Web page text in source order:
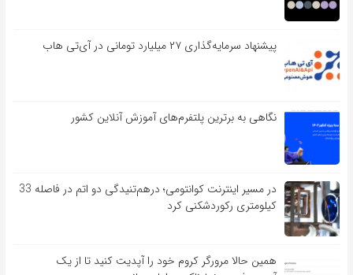
پیشنهاد سرمایه‌گذاری ۲۷ میلیارد تومانی در آی‌تی هاب
نگاهی به برترین پلتفرم‌های آموزش آنلاین کشور
در مسیر اینترنت کوانتومی؛ درهم‌تنیدگی دو اتم در فاصله 33
کیلومتری رکوردشکنی کرد
همین حالا مرورگر کروم خود را آپدیت کنید تا از یک